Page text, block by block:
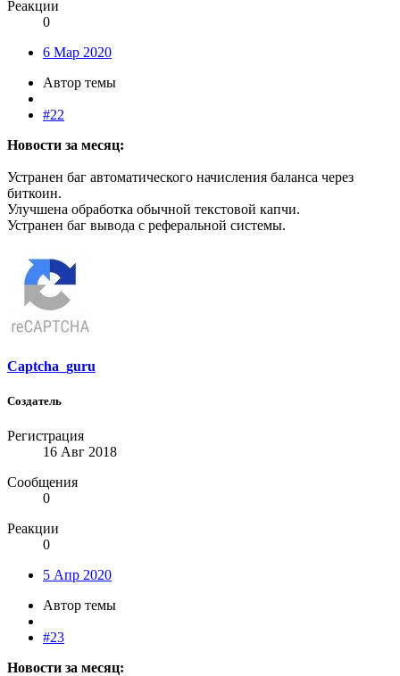
Реакции
0
6 Мар 2020
Автор темы
#22
Новости за месяц:
Устранен баг автоматического начисления баланса через
биткоин.
Улучшена обработка обычной текстовой капчи.
Устранен баг вывода с реферальной системы.
Captcha_guru
Создатель
Регистрация
16 Авг 2018
Сообщения
0
Реакции
0
5 Апр 2020
Автор темы
#23
Новости за месяц: